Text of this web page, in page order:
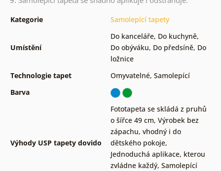
Kategorie Samolepící tapety
Umístění
Do kanceláře, Do kuchyně,
Do obýváku, Do předsíně, Do
ložnice
Technologie tapet
Omyvatelné, Samolepící
Barva
Výhody USP tapety dovido
Fototapeta se skládá z pruhů
o šířce 49 cm, Výrobek bez
zápachu, vhodný i do
dětského pokoje,
Jednoduchá aplikace, kterou
zvládne každý, Samolepící